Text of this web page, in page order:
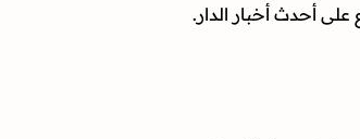
على أحدث أخبار الدار.